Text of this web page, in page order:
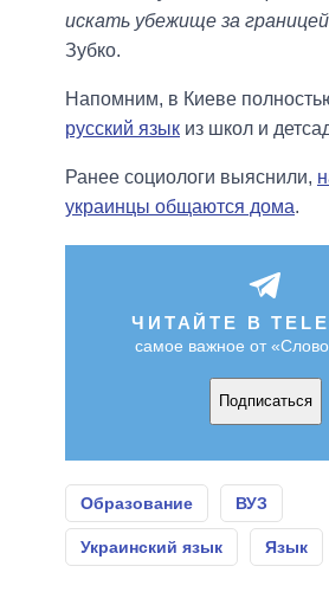
искать убежище за
Зубко.
Напомним, в Киеве
русский язык из школ и
Ранее социологи выяснили,
украинцы общаются дома.
ЧИТАЙТЕ В
самое важное от
Подписаться
Образование ВУЗ
Украинский язык Язык